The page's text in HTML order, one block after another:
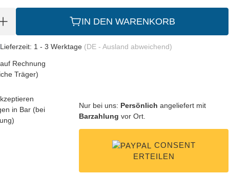
IN DEN WARENKORB
Lieferzeit: 1 - 3 Werktage (DE - Ausland abweichend)
Nur bei uns: Persönlich angeliefert mit
Barzahlung vor Ort.
CONSENT
ERTEILEN